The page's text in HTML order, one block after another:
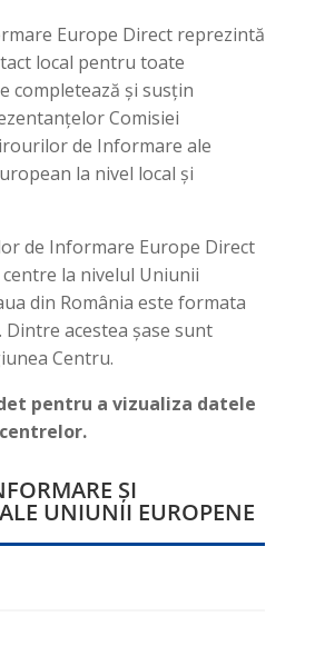
Europe Direct reprezintă
local pentru toate
completează și susţin
Comisiei
de Informare ale
la nivel local și
de Informare Europe Direct
la nivelul Uniunii
din România este formata
Dintre acestea şase sunt
Centru.
pentru a vizualiza datele
ȘI
UNIUNII EUROPENE